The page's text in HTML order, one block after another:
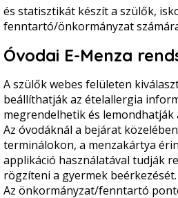
és statisztikát készít a szülők,
fenntartó/önkormányzat
Óvodai E-Menza
A szülők webes felületen
beállíthatják az ételallergia
megrendelhetik és lemondhatják
Az óvodáknál a bejárat
terminálokon, a menzakártya
applikáció használatával tudják
rögzíteni a gyermek beérkezését.
Az önkormányzat/fenntartó